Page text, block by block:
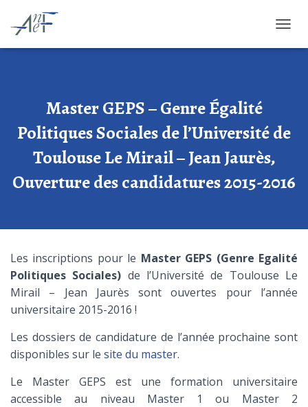
Master GEPS – Genre Égalité
Politiques Sociales de l’Université de
Toulouse Le Mirail – Jean Jaurès,
Ouverture des candidatures 2015-2016
Les inscriptions pour le Master GEPS (Genre Egalité
Politiques Sociales) de l’Université de Toulouse Le
Mirail – Jean Jaurès sont ouvertes pour l’année
universitaire 2015-2016 !
Les dossiers de candidature de l’année prochaine sont
disponibles sur le site du master.
Le Master GEPS est une formation universitaire
accessible au niveau Master 1 ou Master 2